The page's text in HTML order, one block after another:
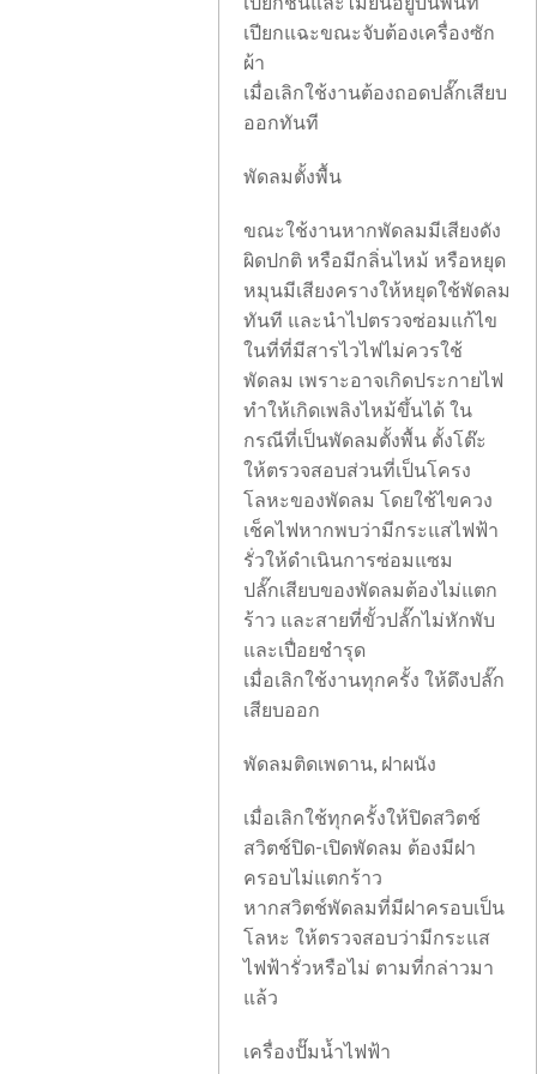
เปียกแฉะขณะจับต้องเครื่องซัก
ผ้า
เมื่อเลิกใช้งานต้องถอดปลั๊กเสียบ
ออกทันที
พัดลมตั้งพื้น
ขณะใช้งานหากพัดลมมีเสียงดัง
ผิดปกติ หรือมีกลิ่นไหม้ หรือหยุด
หมุนมีเสียงครางให้หยุดใช้พัดลม
ทันที และนำไปตรวจซ่อมแก้ไข
ในที่ที่มีสารไวไฟไม่ควรใช้
พัดลม เพราะอาจเกิดประกายไฟ
ทำให้เกิดเพลิงไหม้ขึ้นได้ ใน
กรณีที่เป็นพัดลมตั้งพื้น ตั้งโต๊ะ
ให้ตรวจสอบส่วนที่เป็นโครง
โลหะของพัดลม โดยใช้ไขควง
เช็คไฟหากพบว่ามีกระแสไฟฟ้า
รั่วให้ดำเนินการซ่อมแซม
ปลั๊กเสียบของพัดลมต้องไม่แตก
ร้าว และสายที่ขั้วปลั๊กไม่หักพับ
และเปื่อยชำรุด
เมื่อเลิกใช้งานทุกครั้ง ให้ดึงปลั๊ก
เสียบออก
พัดลมติดเพดาน, ฝาผนัง
เมื่อเลิกใช้ทุกครั้งให้ปิดสวิตช์
สวิตช์ปิด-เปิดพัดลม ต้องมีฝา
ครอบไม่แตกร้าว
หากสวิตช์พัดลมที่มีฝาครอบเป็น
โลหะ ให้ตรวจสอบว่ามีกระแส
ไฟฟ้ารั่วหรือไม่ ตามที่กล่าวมา
แล้ว
เครื่องปั๊มน้ำไฟฟ้า